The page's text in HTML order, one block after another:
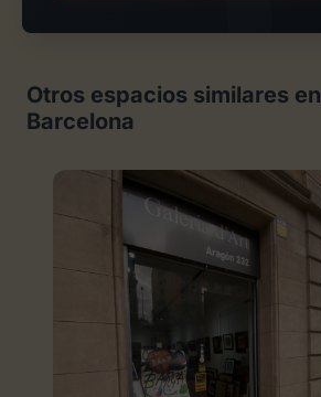
Otros espacios similares en
Barcelona